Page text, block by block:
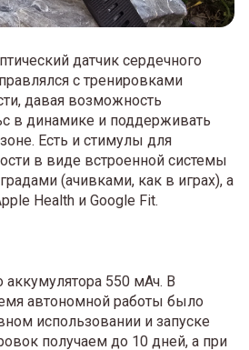
датчик сердечного
с тренировками
давая возможность
в динамике и поддерживать
Есть и стимулы для
в виде встроенной системы
(ачивками, как в играх), а
Health и Google Fit.
аккумулятора 550 мАч. В
автономной работы было
использовании и запуске
получаем до 10 дней, а при